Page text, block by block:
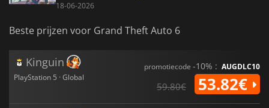
18-06-2026
Beste prijzen voor Grand Theft Auto 6
Kinguin
PlayStation 5 · Global
promotiecode -10% : AUGDLC10
59.80€ 53.82€